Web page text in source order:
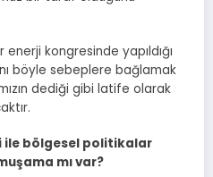
enerji kongresinde yapıldığı
böyle sebeplere bağlamak
dediği gibi latife olarak
ile bölgesel politikalar
mı var?